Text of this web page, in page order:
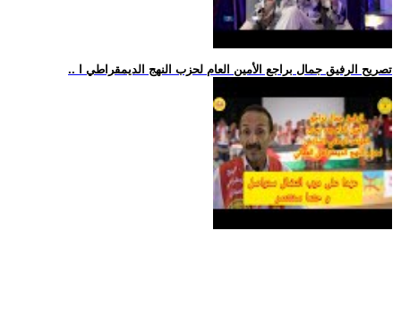
.. تصريح الرفيق جمال براجع الأمين العام لحزب النهج الديمقراطي ا